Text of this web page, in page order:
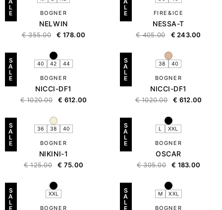
L
E
BOGNER
NELWIN
€355.00 € 178.00
L
E
FIRE&ICE
NESSA-T
€405.00 € 243.00
S
A
L
E
40 42 44
BOGNER
NICCI-DF1
€1020.00 € 612.00
S
A
L
E
38 40
BOGNER
NICCI-DF1
€1020.00 € 612.00
S
A
L
E
36 38 40
BOGNER
NIKINI-1
€125.00 € 75.00
S
A
L
E
L XXL
BOGNER
OSCAR
€305.00 € 183.00
S
A
L
E
XXL
BOGNER
S
A
L
E
M XXL
BOGNER